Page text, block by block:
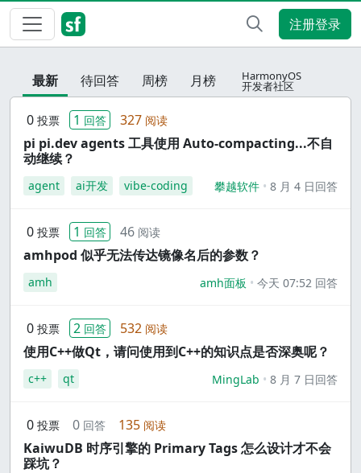
注册登录
最新 待回答 周榜 月榜 HarmonyOS
开发者社区
0 投票 1 回答 327 阅读
pi pi.dev agents 工具使用 Auto-compacting...不自
动继续？
agent ai开发 vibe-coding 攀越软件 8 月 4 日回答
0 投票 1 回答 46 阅读
amhpod 似乎无法传达镜像名后的参数？
amh amh面板 今天 07:52 回答
0 投票 2 回答 532 阅读
使用C++做Qt，请问使用到C++的知识点是否深奥呢？
c++ qt MingLab 8 月 7 日回答
0 投票 0 回答 135 阅读
KaiwuDB 时序引擎的 Primary Tags 怎么设计才不会
踩坑？